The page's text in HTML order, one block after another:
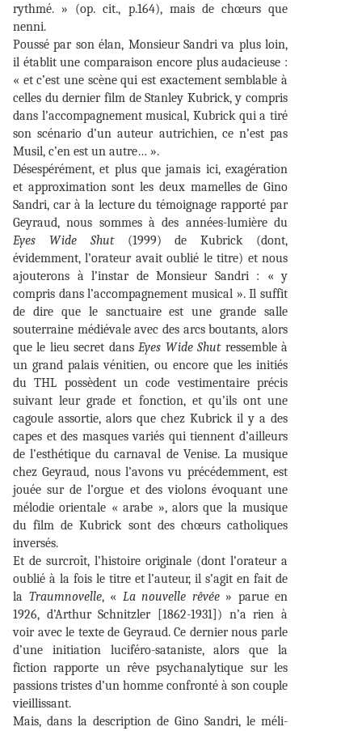
rythmé. » (op. cit., p.164), mais de chœurs que
nenni.
Poussé par son élan, Monsieur Sandri va plus loin,
il établit une comparaison encore plus audacieuse :
« et c’est une scène qui est exactement semblable à
celles du dernier film de Stanley Kubrick, y compris
dans l’accompagnement musical, Kubrick qui a tiré
son scénario d’un auteur autrichien, ce n’est pas
Musil, c’en est un autre… ».
Désespérément, et plus que jamais ici, exagération
et approximation sont les deux mamelles de Gino
Sandri, car à la lecture du témoignage rapporté par
Geyraud, nous sommes à des années-lumière du
Eyes Wide Shut(1999) de Kubrick (dont,
évidemment, l’orateur avait oublié le titre) et nous
ajouterons à l’instar de Monsieur Sandri : « y
compris dans l’accompagnement musical ». Il suffit
de dire que le sanctuaire est une grande salle
souterraine médiévale avec des arcs boutants, alors
que le lieu secret dansEyes Wide Shutressemble à
un grand palais vénitien, ou encore que les initiés
du THL possèdent un code vestimentaire précis
suivant leur grade et fonction, et qu’ils ont une
cagoule assortie, alors que chez Kubrick il y a des
capes et des masques variés qui tiennent d’ailleurs
de l’esthétique du carnaval de Venise. La musique
chez Geyraud, nous l’avons vu précédemment, est
jouée sur de l’orgue et des violons évoquant une
mélodie orientale « arabe », alors que la musique
du film de Kubrick sont des chœurs catholiques
inversés.
Et de surcroît, l’histoire originale (dont l’orateur a
oublié à la fois le titre et l’auteur, il s’agit en fait de
la Traumnovelle, « La nouvelle rêvée» parue en
1926, d’Arthur Schnitzler [1862-1931]) n’a rien à
voir avec le texte de Geyraud. Ce dernier nous parle
d’une initiation luciféro-sataniste, alors que la
fiction rapporte un rêve psychanalytique sur les
passions tristes d’un homme confronté à son couple
vieillissant.
Mais, dans la description de Gino Sandri, le méli-